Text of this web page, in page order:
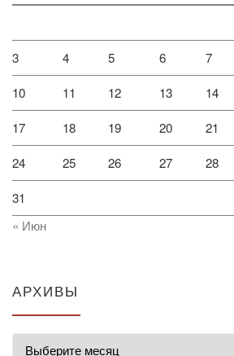
3 4 5 6 7
10 11 12 13 14
17 18 19 20 21
24 25 26 27 28
31
« Июн
АРХИВЫ